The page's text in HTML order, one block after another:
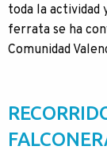
toda la actividad
ferrata se ha
Comunidad